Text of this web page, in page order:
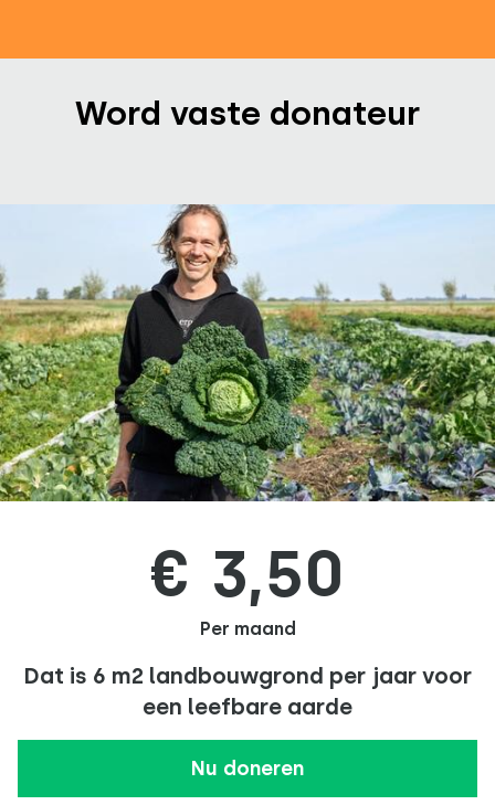
Word vaste donateur
€ 3,50
Per maand
Dat is 6 m2 landbouwgrond per jaar voor
een leefbare aarde
Nu doneren